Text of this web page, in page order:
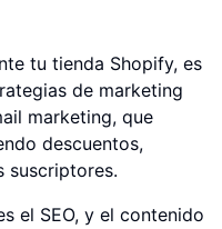
tu tienda Shopify, es
de marketing
marketing, que
descuentos,
suscriptores.
el SEO, y el contenido